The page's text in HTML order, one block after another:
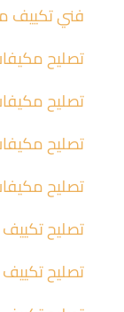
فني تكييف
تصليح
تصليح
تصليح
تصليح مكيفات 24
تصليح تكييف
تصليح